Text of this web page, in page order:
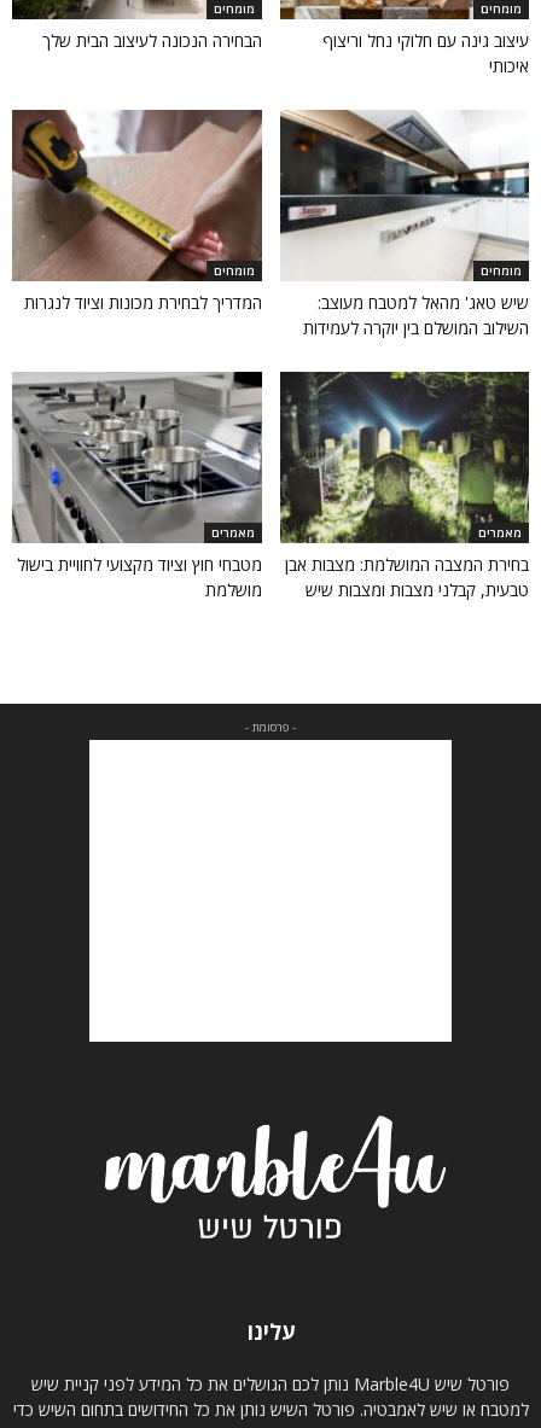
מומחים
עיצוב גינה עם חלוקי נחל וריצוף
איכותי
מומחים
הבחירה הנכונה לעיצוב הבית שלך
מומחים
שיש טאג' מהאל למטבח מעוצב:
השילוב המושלם בין יוקרה לעמידות
מומחים
המדריך לבחירת מכונות וציוד לנגרות
מאמרים
בחירת המצבה המושלמת: מצבות אבן
טבעית, קבלני מצבות ומצבות שיש
מאמרים
מטבחי חוץ וציוד מקצועי לחוויית בישול
מושלמת
- פרסומת -
עלינו
פורטל שיש Marble4U נותן לכם הגושלים את כל המידע לפני קניית שיש
למטבח או שיש לאמבטיה. פורטל השיש נותן את כל החידושים בתחום השיש כדי